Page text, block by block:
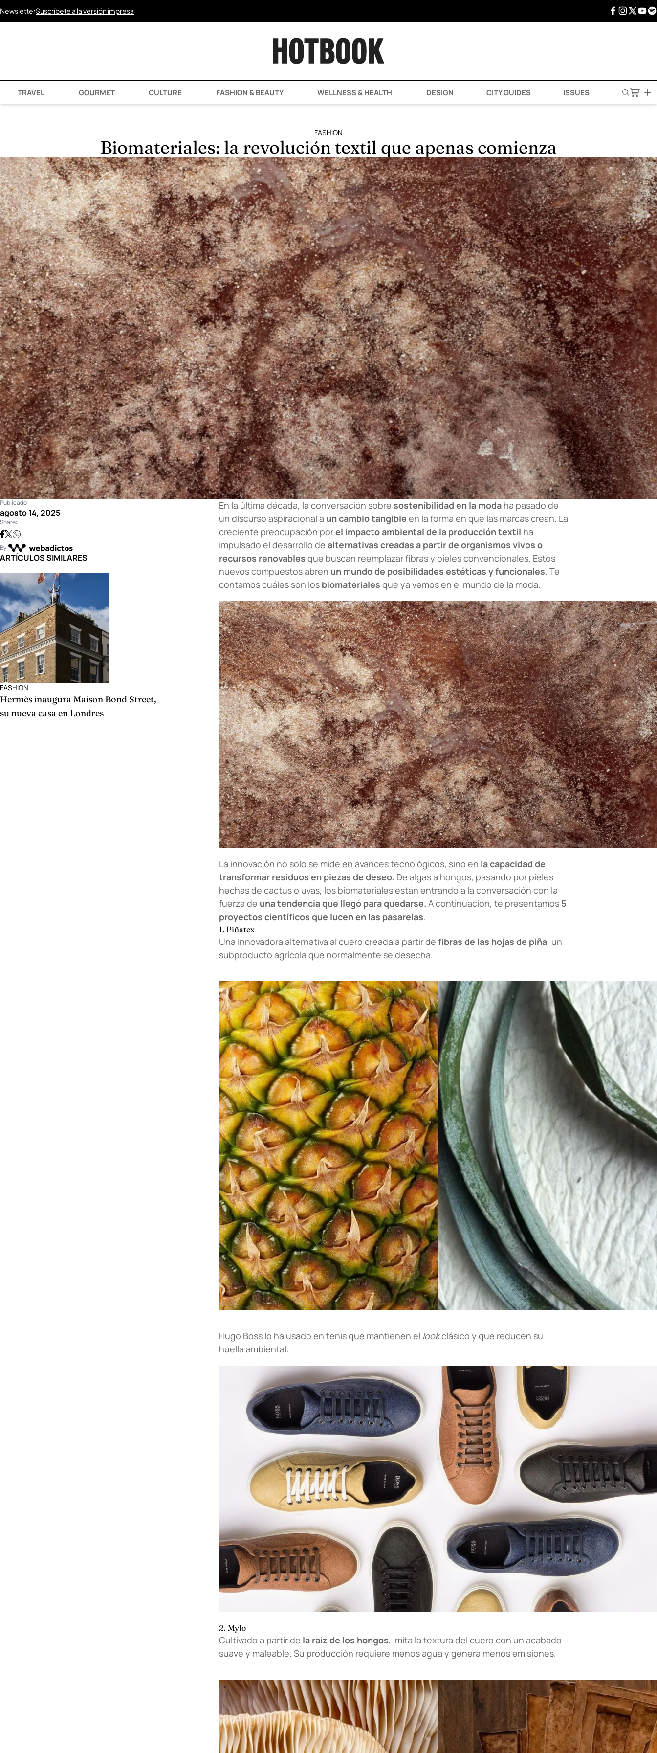
NewsletterSuscríbete a la versión impresa
TRAVEL GOURMET CULTURE FASHION & BEAUTY WELLNESS & HEALTH DESIGN CITY GUIDES ISSUES
FASHION
Biomateriales: la revolución textil que apenas comienza
En la última década, la conversación sobre sostenibilidad en la moda ha pasado de
un discurso aspiracional a un cambio tangible en la forma en que las marcas crean. La
creciente preocupación porel impacto ambiental de la producción textil ha
impulsado el desarrollo de alternativas creadas a partir de organismos vivos o
recursos renovables que buscan reemplazar fibras y pieles convencionales. Estos
nuevos compuestos abren un mundo de posibilidades estéticas y funcionales. Te
contamos cuáles son los biomateriales que ya vemos en el mundo de la moda.
La innovación no solo se mide en avances tecnológicos, sino en la capacidad de
transformar residuos en piezas de deseo. De algas a hongos, pasando por pieles
hechas de cactus o uvas, los biomateriales están entrando a la conversación con la
fuerza de una tendencia que llegó para quedarse. A continuación, te presentamos 5
proyectos científicos que lucen en las pasarelas.
1. Piñatex
Una innovadora alternativa al cuero creada a partir de fibras de las hojas de piña, un
subproducto agrícola que normalmente se desecha.
Hugo Boss lo ha usado en tenis que mantienen el lookclásico y que reducen su
huella ambiental.
2. Mylo
Cultivado a partir de la raíz de los hongos, imita la textura del cuero con un acabado
suave y maleable. Su producción requiere menos agua y genera menos emisiones.
Publicado:
agosto 14, 2025
Share:
By:
ARTÍCULOS SIMILARES
FASHION
Hermès inaugura Maison Bond Street,
su nueva casa en Londres